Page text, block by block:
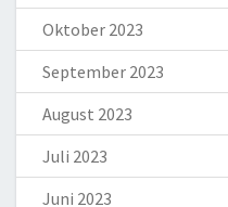
Oktober 2023
September 2023
August 2023
Juli 2023
Juni 2023